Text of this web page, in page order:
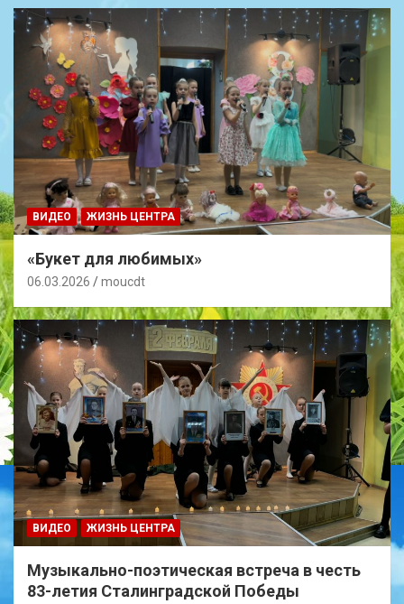
ВИДЕО ЖИЗНЬ ЦЕНТРА
«Букет для любимых»
06.03.2026 moucdt
ВИДЕО ЖИЗНЬ ЦЕНТРА
Музыкально-поэтическая встреча в честь
83-летия Сталинградской Победы